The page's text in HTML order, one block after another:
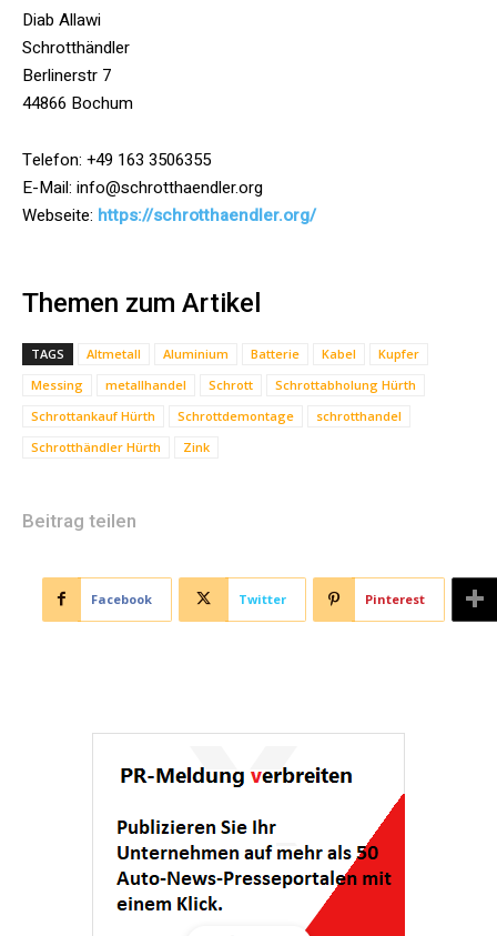
Diab Allawi
Schrotthändler
Berlinerstr 7
44866 Bochum
Telefon: +49 163 3506355
E-Mail: info@schrotthaendler.org
Webseite: https://schrotthaendler.org/
Themen zum Artikel
TAGS Altmetall Aluminium Batterie Kabel
Kupfer
Messing
metallhandel Schrott
Schrottabholung Hürth
Schrottankauf Hürth
Schrottdemontage
schrotthandel
Schrotthändler Hürth
Zink
Beitrag teilen
Facebook Twitter Pinterest